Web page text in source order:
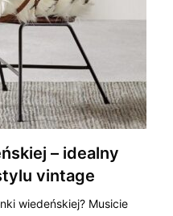
– idealny
vintage
wiedeńskiej? Musicie